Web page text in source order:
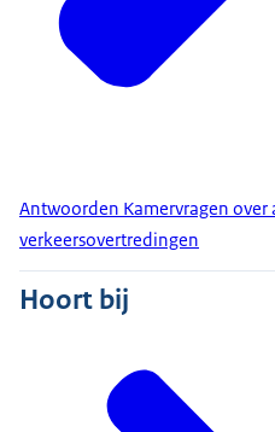
Antwoorden Kamervragen over
verkeersovertredingen
Hoort bij